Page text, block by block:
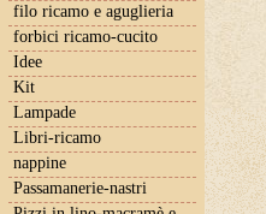
filo ricamo e aguglieria
forbici ricamo-cucito
Idee
Kit
Lampade
Libri-ricamo
nappine
Passamanerie-nastri